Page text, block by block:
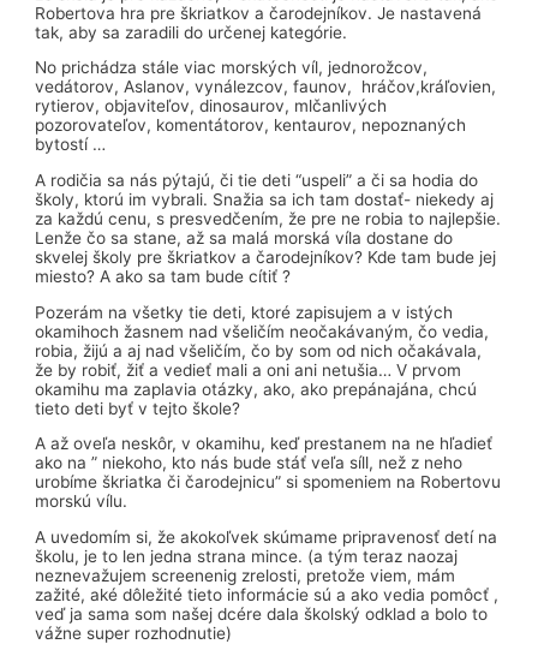
Robertova hra pre škriatkov a čarodejníkov. Je nastavená
tak, aby sa zaradili do určenej kategórie.
No prichádza stále viac morských víl, jednorožcov,
vedátorov, Aslanov, vynálezcov, faunov, hráčov,kráľovien,
rytierov, objaviteľov, dinosaurov, mlčanlivých
pozorovateľov, komentátorov, kentaurov, nepoznaných
bytostí …
A rodičia sa nás pýtajú, či tie deti “uspeli” a či sa hodia do
školy, ktorú im vybrali. Snažia sa ich tam dostať- niekedy aj
za každú cenu, s presvedčením, že pre ne robia to najlepšie.
Lenže čo sa stane, až sa malá morská víla dostane do
skvelej školy pre škriatkov a čarodejníkov? Kde tam bude jej
miesto? A ako sa tam bude cítiť ?
Pozerám na všetky tie deti, ktoré zapisujem a v istých
okamihoch žasnem nad všeličím neočakávaným, čo vedia,
robia, žijú a aj nad všeličím, čo by som od nich očakávala,
že by robiť, žiť a vedieť mali a oni ani netušia… V prvom
okamihu ma zaplavia otázky, ako, ako prepánajána, chcú
tieto deti byť v tejto škole?
A až oveľa neskôr, v okamihu, keď prestanem na ne hľadieť
ako na ” niekoho, kto nás bude stáť veľa síll, než z neho
urobíme škriatka či čarodejnicu” si spomeniem na Robertovu
morskú vílu.
A uvedomím si, že akokoľvek skúmame pripravenosť detí na
školu, je to len jedna strana mince. (a tým teraz naozaj
neznevažujem screenenig zrelosti, pretože viem, mám
zažité, aké dôležité tieto informácie sú a ako vedia pomôcť ,
veď ja sama som našej dcére dala školský odklad a bolo to
vážne super rozhodnutie)